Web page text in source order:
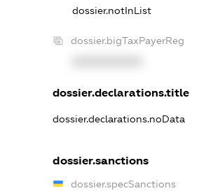
dossier.notInList
dossier.bigTaxPayerReg
dossier.declarations.title
dossier.declarations.noData
dossier.sanctions
dossier.specSanctions